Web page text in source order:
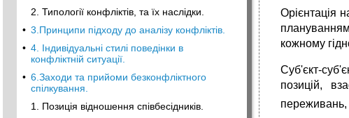
2. Типології конфліктів, та їх наслідки.
• 3.Принципи підходу до аналізу конфліктів.
• 4. Індивідуальні стилі поведінки в
конфліктній ситуації.
• 6.Заходи та прийоми безконфліктного
спілкування.
1. Позиція відношення співбесідників.
Орієнтація
кожному
Суб'єкт-
позицій,
переживань,